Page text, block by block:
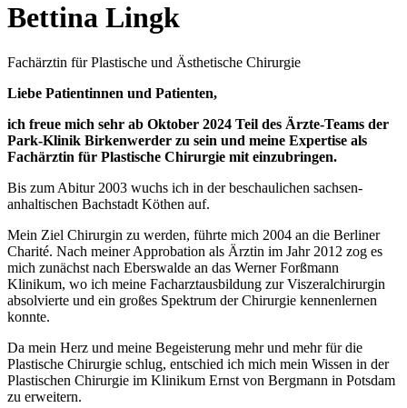
Bettina Lingk
Fachärztin für Plastische und Ästhetische Chirurgie
Liebe Patientinnen und Patienten,
ich freue mich sehr ab Oktober 2024 Teil des Ärzte-Teams der
Park-Klinik Birkenwerder zu sein und meine Expertise als
Fachärztin für Plastische Chirurgie mit einzubringen.
Bis zum Abitur 2003 wuchs ich in der beschaulichen sachsen-
anhaltischen Bachstadt Köthen auf.
Mein Ziel Chirurgin zu werden, führte mich 2004 an die Berliner
Charité. Nach meiner Approbation als Ärztin im Jahr 2012 zog es
mich zunächst nach Eberswalde an das Werner Forßmann
Klinikum, wo ich meine Facharztausbildung zur Viszeralchirurgin
absolvierte und ein großes Spektrum der Chirurgie kennenlernen
konnte.
Da mein Herz und meine Begeisterung mehr und mehr für die
Plastische Chirurgie schlug, entschied ich mich mein Wissen in der
Plastischen Chirurgie im Klinikum Ernst von Bergmann in Potsdam
zu erweitern.